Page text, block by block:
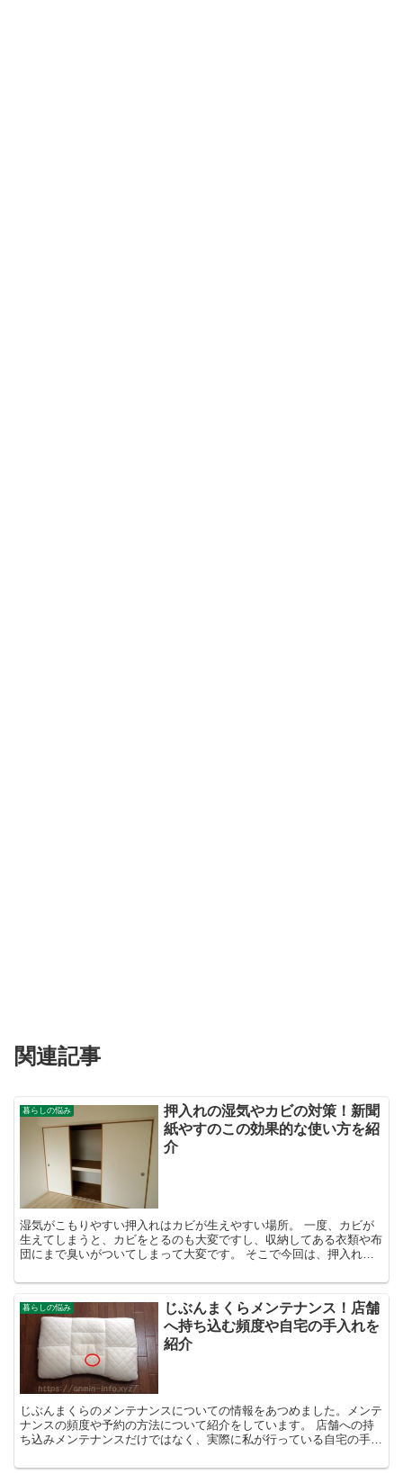
関連記事
暮らしの悩み
押入れの湿気やカビの対策！新聞
紙やすのこの効果的な使い方を紹
介
湿気がこもりやすい押入れはカビが生えやすい場所。 一度、カビが
生えてしまうと、カビをとるのも大変ですし、収納してある衣類や布
団にまで臭いがついてしまって大変です。 そこで今回は、押入れの
暮らしの悩み
じぶんまくらメンテナンス！店舗
へ持ち込む頻度や自宅の手入れを
紹介
じぶんまくらのメンテナンスについての情報をあつめました。メンテ
ナンスの頻度や予約の方法について紹介をしています。 店舗への持
ち込みメンテナンスだけではなく、実際に私が行っている自宅の手入